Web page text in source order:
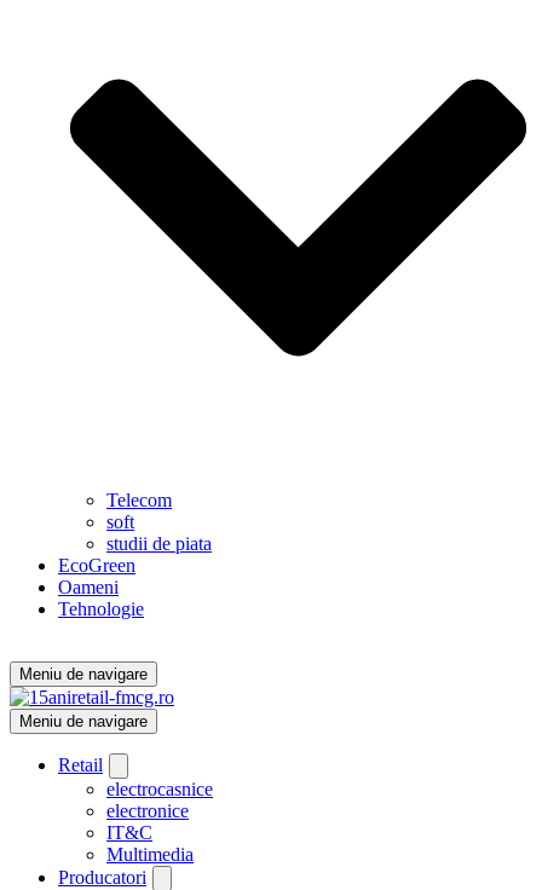
Telecom
soft
studii de piata
EcoGreen
Oameni
Tehnologie
Meniu de navigare
Meniu de navigare
Retail
electrocasnice
electronice
IT&C
Multimedia
Producatori